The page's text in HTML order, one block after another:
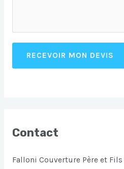
RECEVOIR MON DEVIS
Contact
Falloni Couverture Père et